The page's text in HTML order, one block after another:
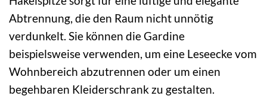
Abtrennung, die den Raum nicht unnötig
verdunkelt. Sie können die Gardine
beispielsweise verwenden, um eine Leseecke vom
Wohnbereich abzutrennen oder um einen
begehbaren Kleiderschrank zu gestalten.